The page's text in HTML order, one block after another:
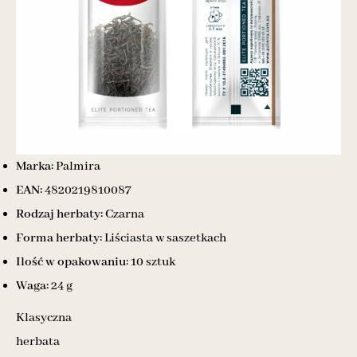
Marka:Palmira
EAN:4820219810087
Rodzaj herbaty:Czarna
Forma herbaty:Liściasta w saszetkach
Ilość w opakowaniu:10 sztuk
Waga:24 g
Klasyczna
herbata